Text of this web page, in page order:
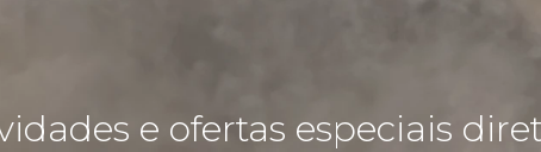
e ofertas especiais